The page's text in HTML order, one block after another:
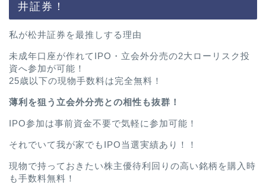
井証券！
私が松井証券を最推しする理由
未成年口座が作れてIPO・立会外分売の2大ローリスク投
資へ参加が可能！
25歳以下の現物手数料は完全無料！
薄利を狙う立会外分売との相性も抜群！
IPO参加は事前資金不要で気軽に参加可能！
それでいて我が家でもIPO当選実績あり！！
現物で持っておきたい株主優待利回りの高い銘柄を購入時
も手数料無料！